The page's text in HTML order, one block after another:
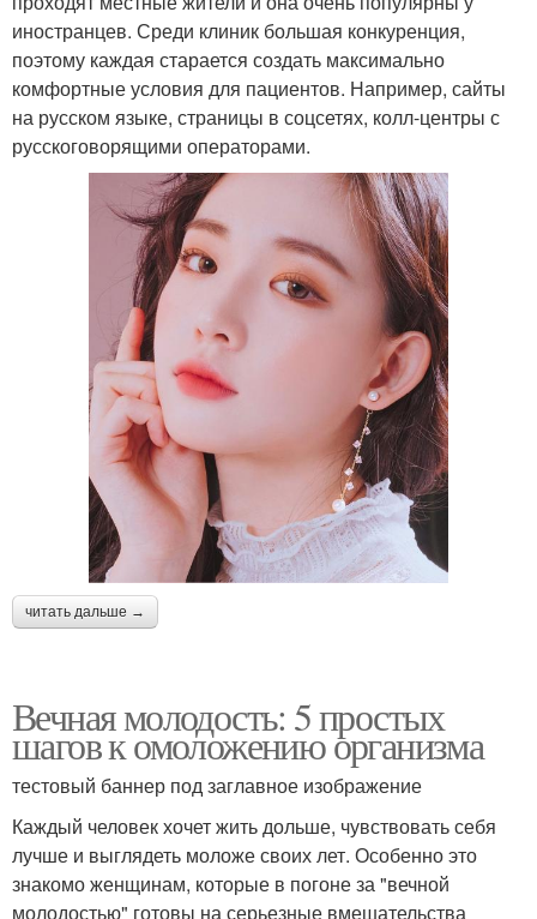
иностранцев. Среди клиник большая конкуренция,
поэтому каждая старается создать максимально
комфортные условия для пациентов. Например, сайты
на русском языке, страницы в соцсетях, колл-центры с
русскоговорящими операторами.
читать дальше →
Вечная молодость: 5 простых
шагов к омоложению организма
тестовый баннер под заглавное изображение
Каждый человек хочет жить дольше, чувствовать себя
лучше и выглядеть моложе своих лет. Особенно это
знакомо женщинам, которые в погоне за "вечной
молодостью" готовы на серьезные вмешательства